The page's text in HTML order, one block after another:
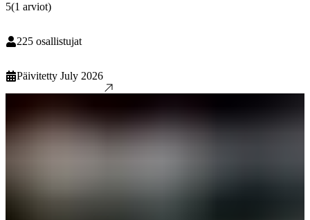
5(1 arviot)
225 osallistujat
Päivitetty July 2026